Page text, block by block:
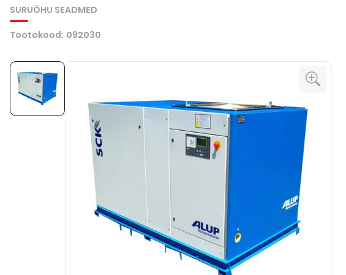
SURUÕHU SEADMED
Tootekood: 092030